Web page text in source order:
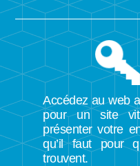
Accédez au web
pour un site
présenter votre
qu’il faut pour
trouvent.